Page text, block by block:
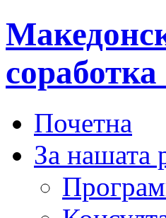
Почетна
За нашата